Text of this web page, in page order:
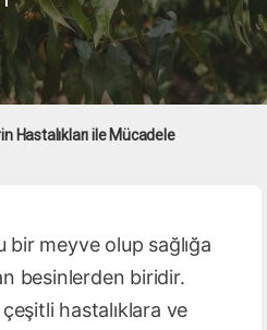
Hastalıkları ile Mücadele
bir meyve olup sağlığa
besinlerden biridir.
hastalıklara ve